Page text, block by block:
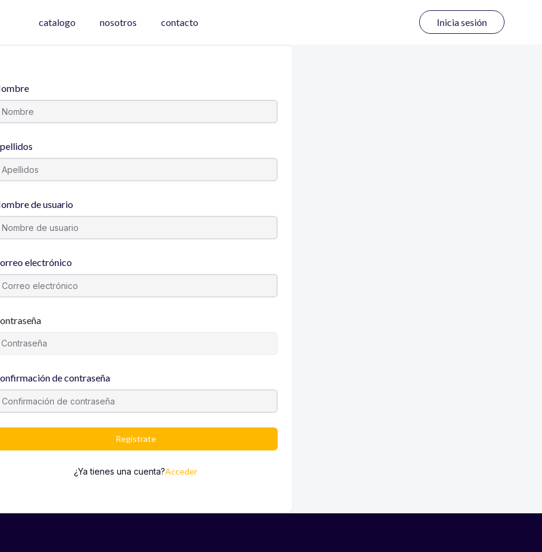
catalogo nosotros contacto Inicia sesión
de usuario
electrónico
de contraseña
Regístrate
¿Ya tienes una cuenta?Acceder